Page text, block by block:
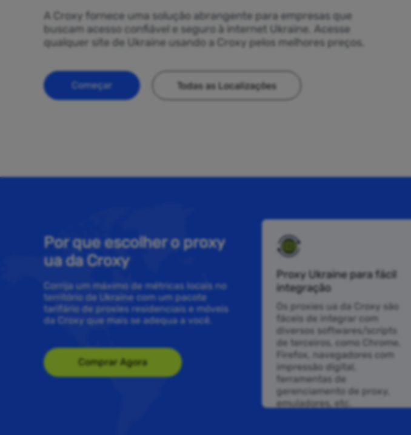
A Croxy fornece uma solução abrangente para empresas que
buscam acesso confiável e seguro à internet Ukraine. Acesse
qualquer site de Ukraine usando a Croxy pelos melhores preços.
Começar Todas as Localizações
Por que escolher o proxy
ua da Croxy
Corrija um máximo de métricas locais no
território de Ukraine com um pacote
tarifário de proxies residenciais e móveis
da Croxy que mais se adequa a você.
Comprar Agora
Proxy Ukraine para fácil
integração
Os proxies ua da Croxy são
fáceis de integrar com
diversos softwares/scripts
de terceiros, como Chrome,
Firefox, navegadores com
impressão digital,
ferramentas de
gerenciamento de proxy,
emuladores, etc.